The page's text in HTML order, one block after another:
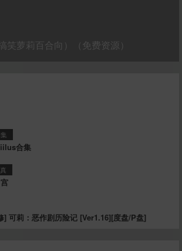
萝莉百合向）（免费资源）
合集
] 可莉：恶作剧历险记 [Ver1.16][度盘/P盘]